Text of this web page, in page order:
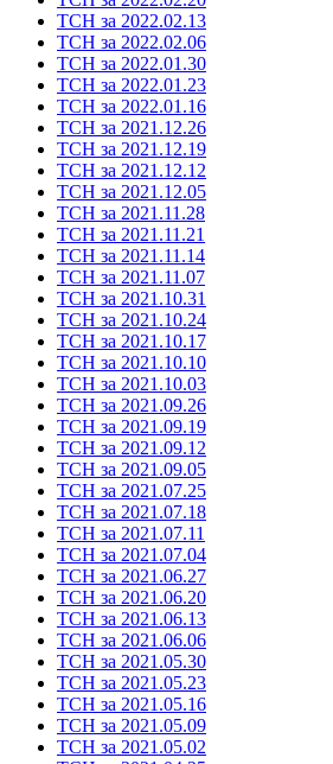
ТСН за 2022.02.13
ТСН за 2022.02.06
ТСН за 2022.01.30
ТСН за 2022.01.23
ТСН за 2022.01.16
ТСН за 2021.12.26
ТСН за 2021.12.19
ТСН за 2021.12.12
ТСН за 2021.12.05
ТСН за 2021.11.28
ТСН за 2021.11.21
ТСН за 2021.11.14
ТСН за 2021.11.07
ТСН за 2021.10.31
ТСН за 2021.10.24
ТСН за 2021.10.17
ТСН за 2021.10.10
ТСН за 2021.10.03
ТСН за 2021.09.26
ТСН за 2021.09.19
ТСН за 2021.09.12
ТСН за 2021.09.05
ТСН за 2021.07.25
ТСН за 2021.07.18
ТСН за 2021.07.11
ТСН за 2021.07.04
ТСН за 2021.06.27
ТСН за 2021.06.20
ТСН за 2021.06.13
ТСН за 2021.06.06
ТСН за 2021.05.30
ТСН за 2021.05.23
ТСН за 2021.05.16
ТСН за 2021.05.09
ТСН за 2021.05.02